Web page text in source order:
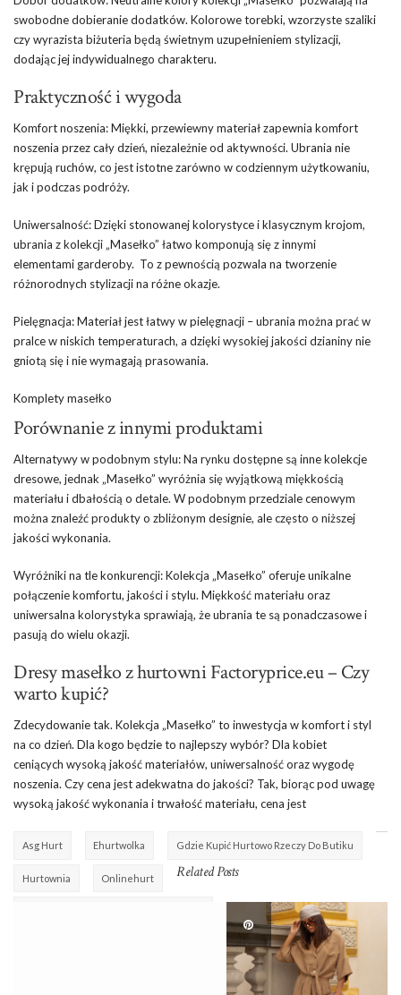
swobodne dobieranie dodatków. Kolorowe torebki, wzorzyste szaliki
czy wyrazista biżuteria będą świetnym uzupełnieniem stylizacji,
dodając jej indywidualnego charakteru.
Praktyczność i wygoda
Komfort noszenia: Miękki, przewiewny materiał zapewnia komfort
noszenia przez cały dzień, niezależnie od aktywności. Ubrania nie
krępują ruchów, co jest istotne zarówno w codziennym użytkowaniu,
jak i podczas podróży.
Uniwersalność: Dzięki stonowanej kolorystyce i klasycznym krojom,
ubrania z kolekcji „Masełko” łatwo komponują się z innymi
elementami garderoby. To z pewnością pozwala na tworzenie
różnorodnych stylizacji na różne okazje.
Pielęgnacja: Materiał jest łatwy w pielęgnacji – ubrania można prać w
pralce w niskich temperaturach, a dzięki wysokiej jakości dzianiny nie
gniotą się i nie wymagają prasowania.
Komplety masełko
Porównanie z innymi produktami
Alternatywy w podobnym stylu: Na rynku dostępne są inne kolekcje
dresowe, jednak „Masełko” wyróżnia się wyjątkową miękkością
materiału i dbałością o detale. W podobnym przedziale cenowym
można znaleźć produkty o zbliżonym designie, ale często o niższej
jakości wykonania.
Wyróżniki na tle konkurencji: Kolekcja „Masełko” oferuje unikalne
połączenie komfortu, jakości i stylu. Miękkość materiału oraz
uniwersalna kolorystyka sprawiają, że ubrania te są ponadczasowe i
pasują do wielu okazji.
Dresy masełko z hurtowni Factoryprice.eu – Czy
warto kupić?
Zdecydowanie tak. Kolekcja „Masełko” to inwestycja w komfort i styl
na co dzień. Dla kogo będzie to najlepszy wybór? Dla kobiet
ceniących wysoką jakość materiałów, uniwersalność oraz wygodę
noszenia. Czy cena jest adekwatna do jakości? Tak, biorąc pod uwagę
wysoką jakość wykonania i trwałość materiału, cena jest
Asg Hurt Ehurtwolka Gdzie Kupić Hurtowo Rzeczy Do Butiku
Hurtownia Onlinehurt Related Posts